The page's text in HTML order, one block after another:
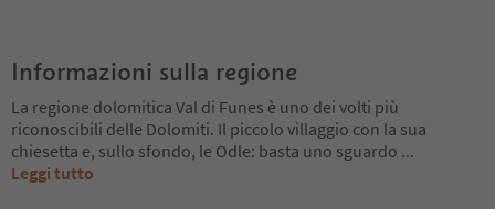
Informazioni sulla regione
La regione dolomitica Val di Funes è uno dei volti più
riconoscibili delle Dolomiti. Il piccolo villaggio con la sua
chiesetta e, sullo sfondo, le Odle: basta uno sguardo ...
Leggi tutto